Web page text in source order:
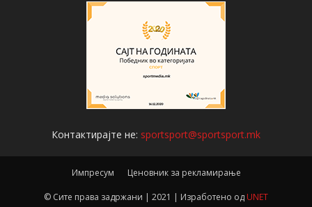
Контактирајте не: sportsport@sportsport.mk
Импресум Ценовник за рекламирање
© Сите права задржани | 2021 | Изработено од UNET